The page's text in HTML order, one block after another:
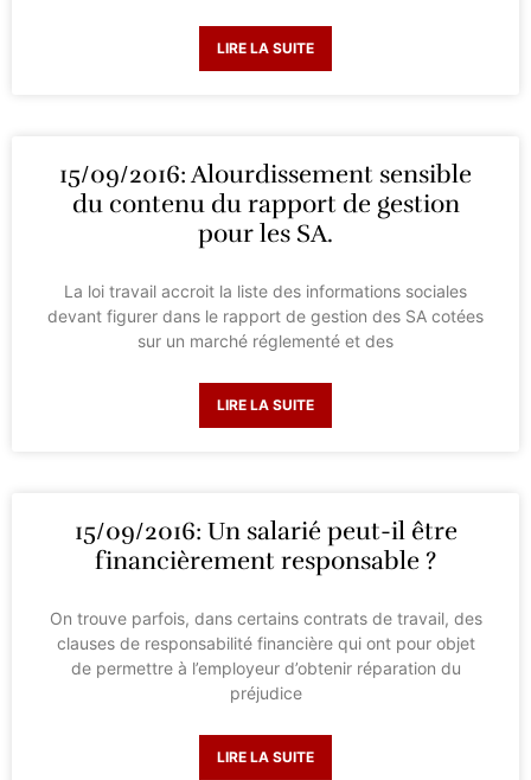
LIRE LA SUITE
15/09/2016: Alourdissement sensible
du contenu du rapport de gestion
pour les SA.
La loi travail accroit la liste des informations sociales
devant figurer dans le rapport de gestion des SA cotées
sur un marché réglementé et des
LIRE LA SUITE
15/09/2016: Un salarié peut-il être
financièrement responsable ?
On trouve parfois, dans certains contrats de travail, des
clauses de responsabilité financière qui ont pour objet
de permettre à l’employeur d’obtenir réparation du
préjudice
LIRE LA SUITE